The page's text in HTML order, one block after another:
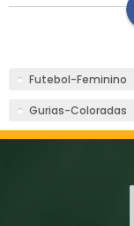
Futebol-Feminino
Gurias-Coloradas